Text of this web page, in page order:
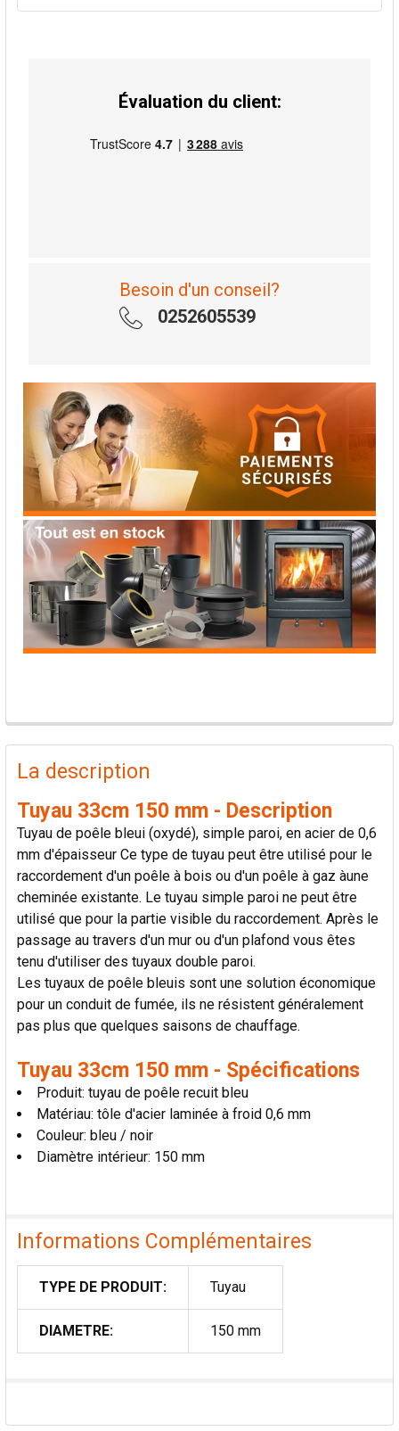
Évaluation du client:
Besoin d'un conseil?
0252605539
PRODUITS
FRÉQUEMMENT
ACHETÉS
TOUT
SÉLECTIONNER
AJOUTER
LA
SÉLECTION
AU PANIER
La description
Tuyau 33cm 150 mm - Description
Tuyau de poêle bleui (oxydé), simple paroi, en acier de 0,6
mm d'épaisseur Ce type de tuyau peut être utilisé pour le
raccordement d'un poêle à bois ou d'un poêle à gaz àune
cheminée existante. Le tuyau simple paroi ne peut être
utilisé que pour la partie visible du raccordement. Après le
passage au travers d'un mur ou d'un plafond vous êtes
tenu d'utiliser des tuyaux double paroi.
Les tuyaux de poêle bleuis sont une solution économique
pour un conduit de fumée, ils ne résistent généralement
pas plus que quelques saisons de chauffage.
Tuyau 33cm 150 mm - Spécifications
Produit: tuyau de poêle recuit bleu
Matériau: tôle d'acier laminée à froid 0,6 mm
Couleur: bleu / noir
Diamètre intérieur: 150 mm
Informations Complémentaires
TYPE DE PRODUIT: Tuyau
DIAMETRE: 150 mm